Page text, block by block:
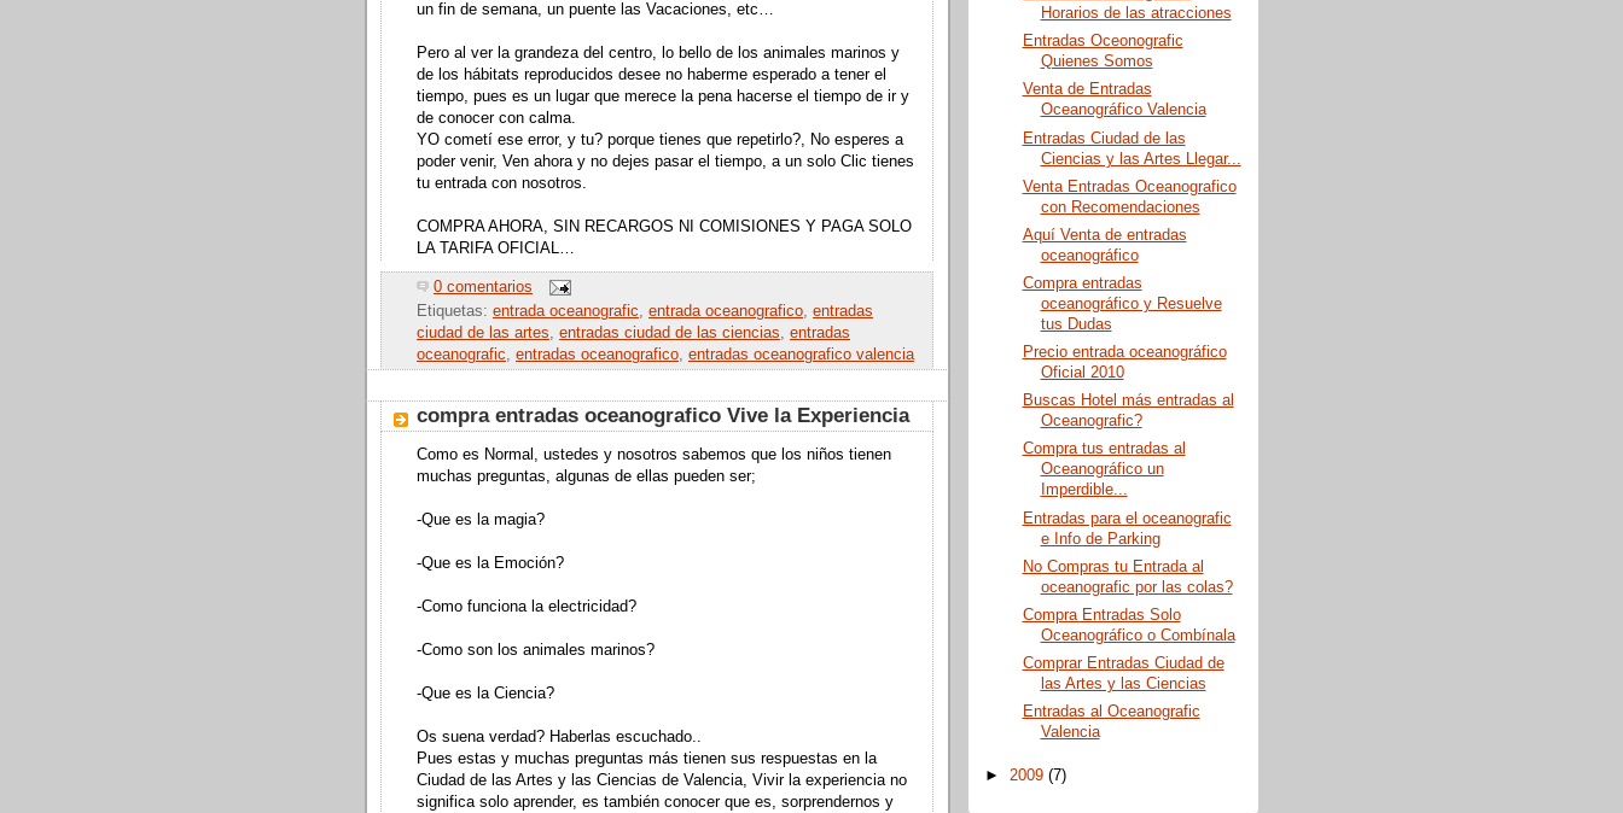
un fin de semana, un puente las Vacaciones, etc…
Pero al ver la grandeza del centro, lo bello de los animales marinos y
de los hábitats reproducidos desee no haberme esperado a tener el
tiempo, pues es un lugar que merece la pena hacerse el tiempo de ir y
de conocer con calma.
YO cometí ese error, y tu? porque tienes que repetirlo?, No esperes a
poder venir, Ven ahora y no dejes pasar el tiempo, a un solo Clic tienes
tu entrada con nosotros.
COMPRA AHORA, SIN RECARGOS NI COMISIONES Y PAGA SOLO
LA TARIFA OFICIAL…
0 comentarios
Etiquetas: entrada oceanografic, entrada oceanografico, entradas
ciudad de las artes, entradas ciudad de las ciencias, entradas
oceanografic, entradas oceanografico, entradas oceanografico valencia
compra entradas oceanografico Vive la Experiencia
Como es Normal, ustedes y nosotros sabemos que los niños tienen
muchas preguntas, algunas de ellas pueden ser;
-Que es la magia?
-Que es la Emoción?
-Como funciona la electricidad?
-Como son los animales marinos?
-Que es la Ciencia?
Os suena verdad? Haberlas escuchado..
Pues estas y muchas preguntas más tienen sus respuestas en la
Ciudad de las Artes y las Ciencias de Valencia, Vivir la experiencia no
significa solo aprender, es también conocer que es, sorprendernos y
Horarios de las atracciones
Entradas Oceonografic
Quienes Somos
Venta de Entradas
Oceanográfico Valencia
Entradas Ciudad de las
Ciencias y las Artes Llegar...
Venta Entradas Oceanografico
con Recomendaciones
Aquí Venta de entradas
oceanográfico
Compra entradas
oceanográfico y Resuelve
tus Dudas
Precio entrada oceanográfico
Oficial 2010
Buscas Hotel más entradas al
Oceanografic?
Compra tus entradas al
Oceanográfico un
Imperdible...
Entradas para el oceanografic
e Info de Parking
No Compras tu Entrada al
oceanografic por las colas?
Compra Entradas Solo
Oceanográfico o Combínala
Comprar Entradas Ciudad de
las Artes y las Ciencias
Entradas al Oceanografic
Valencia
► 2009 (7)